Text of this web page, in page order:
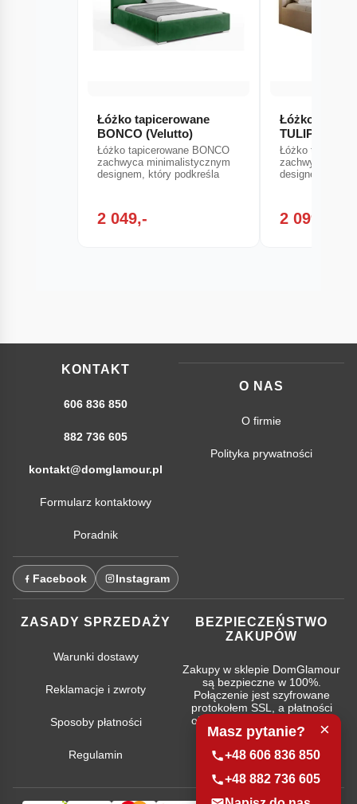
Łóżko tapicerowane
BONCO (Velutto)
Łóżko tapicerowane BONCO
zachwyca minimalistycznym
designem, który podkreśla
2 049,-
Łóżko
TULIP
Łóżko
zachwyca
designem, który
2 099,-
KONTAKT
606 836 850
882 736 605
kontakt@domglamour.pl
Formularz kontaktowy
Poradnik
Facebook Instagram
O NAS
O firmie
Polityka prywatności
ZASADY SPRZEDAŻY
Warunki dostawy
Reklamacje i zwroty
Sposoby płatności
Regulamin
BEZPIECZEŃSTWO
ZAKUPÓW
Zakupy w sklepie DomGlamour
są bezpieczne w 100%.
Połączenie jest szyfrowane
protokołem SSL, a płatności
obsługują najpopularniejsze
systemy bankowe.
×
Masz pytanie?
+48 606 836 850
+48 882 736 605